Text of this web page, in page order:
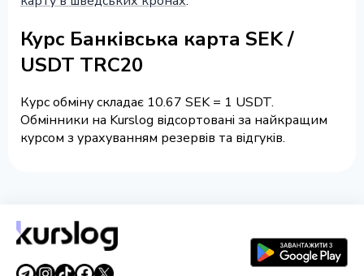
Курс Банківська карта SEK /
USDT TRC20
Курс обміну складає 10.67 SEK = 1 USDT.
Обмінники на Kurslog відсортовані за найкращим
курсом з урахуванням резервів та відгуків.